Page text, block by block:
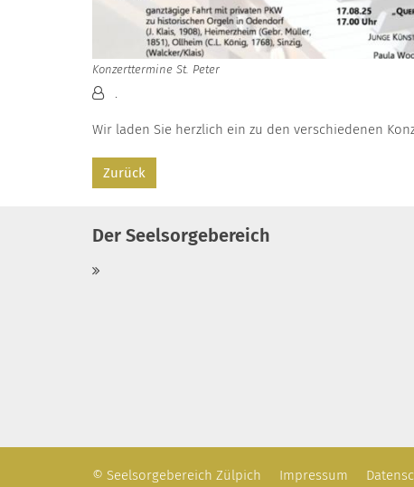
Konzerttermine St. Peter
Von: .
Wir laden Sie herzlich ein zu den verschiedenen
Zurück
Der Seelsorgebereich
© Seelsorgebereich Zülpich Impressum